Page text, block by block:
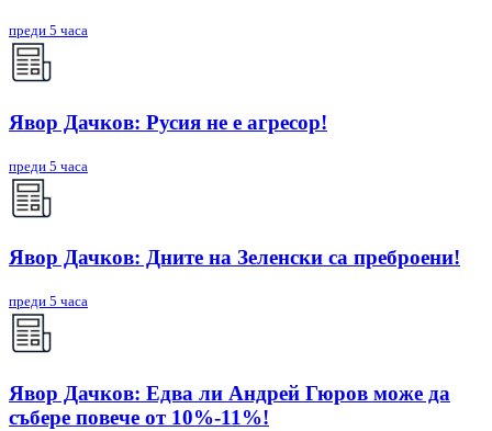
преди 5 часа
Явор Дачков: Русия не е агресор!
преди 5 часа
Явор Дачков: Дните на Зеленски са преброени!
преди 5 часа
Явор Дачков: Едва ли Андрей Гюров може да
събере повече от 10%-11%!